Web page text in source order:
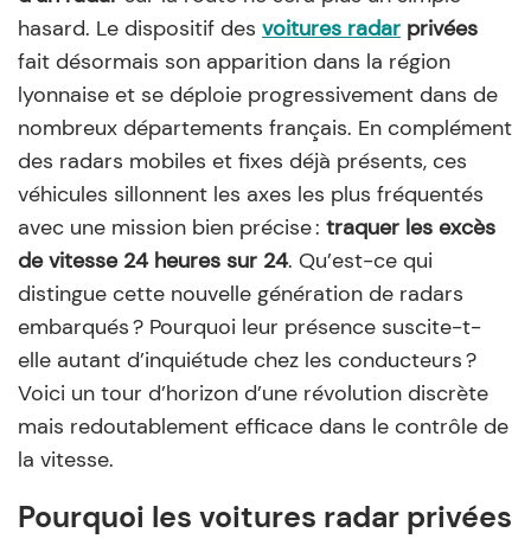
hasard. Le dispositif des voitures radar privées
fait désormais son apparition dans la région
lyonnaise et se déploie progressivement dans de
nombreux départements français. En complément
des radars mobiles et fixes déjà présents, ces
véhicules sillonnent les axes les plus fréquentés
avec une mission bien précise : traquer les excès
de vitesse 24 heures sur 24. Qu’est-ce qui
distingue cette nouvelle génération de radars
embarqués ? Pourquoi leur présence suscite-t-
elle autant d’inquiétude chez les conducteurs ?
Voici un tour d’horizon d’une révolution discrète
mais redoutablement efficace dans le contrôle de
la vitesse.
Pourquoi les voitures radar privées